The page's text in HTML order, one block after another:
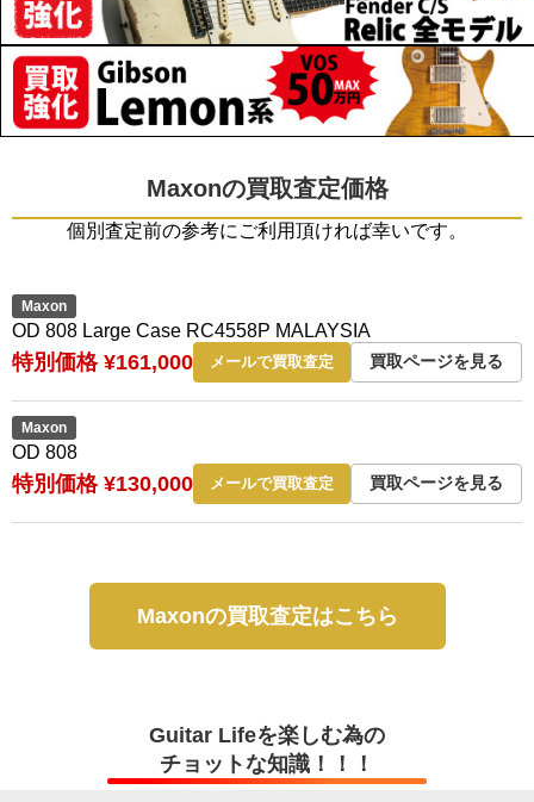
Maxonの買取査定価格
個別査定前の参考にご利用頂ければ幸いです。
Maxon
OD 808 Large Case RC4558P MALAYSIA
特別価格 ¥161,000 メールで買取査定 買取ページを見る
Maxon
OD 808
特別価格 ¥130,000 メールで買取査定 買取ページを見る
Maxonの買取査定はこちら
Guitar Lifeを楽しむ為の
チョットな知識！！！